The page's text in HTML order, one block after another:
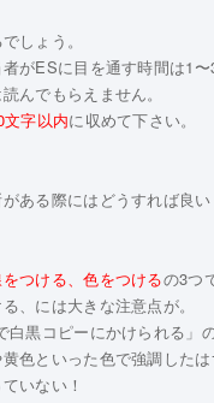
しょう。
がESに目を通す時間は1〜3
んでもらえません。
字以内に収めて下さい。
ある際にはどうすれば良い
つける、色をつけるの3つ
、には大きな注意点が。
黒コピーにかけられる」の
色といった色で強調した
いない！